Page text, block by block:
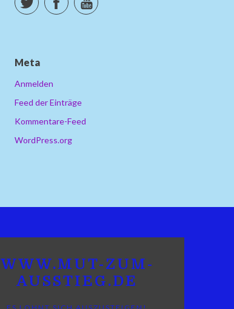
Meta
Anmelden
Feed der Einträge
Kommentare-Feed
WordPress.org
WWW.MUT-ZUM-
AUSSTIEG.DE